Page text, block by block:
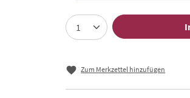
Zum Merkzettel hinzufügen